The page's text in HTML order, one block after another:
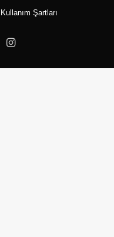
Kullanım Şartları
Instagram